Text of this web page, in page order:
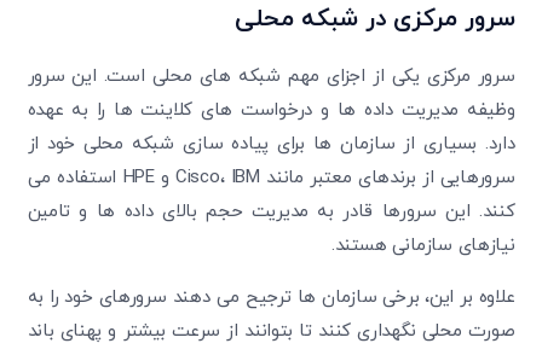
سرور مرکزی در شبکه محلی
سرور مرکزی یکی از اجزای مهم شبکه های محلی است. این سرور
وظیفه مدیریت داده ها و درخواست های کلاینت ها را به عهده
دارد. بسیاری از سازمان ها برای پیاده سازی شبکه محلی خود از
سرورهایی از برندهای معتبر مانند Cisco، IBM و HPE استفاده می
کنند. این سرورها قادر به مدیریت حجم بالای داده ها و تامین
نیازهای سازمانی هستند.
علاوه بر این، برخی سازمان ها ترجیح می دهند سرورهای خود را به
صورت محلی نگهداری کنند تا بتوانند از سرعت بیشتر و پهنای باند